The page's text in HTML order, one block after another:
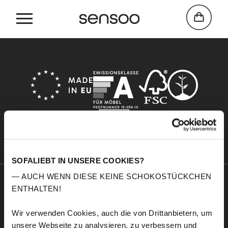
SOFALIEBT IN UNSERE COOKIES?
— AUCH WENN DIESE KEINE SCHOKOSTÜCKCHEN
ENTHALTEN!
Wir verwenden Cookies, auch die von Drittanbietern, um
unsere Webseite zu analysieren, zu verbessern und
Home
Sensoo
Over ons
Comfort
Service
Stofstalen